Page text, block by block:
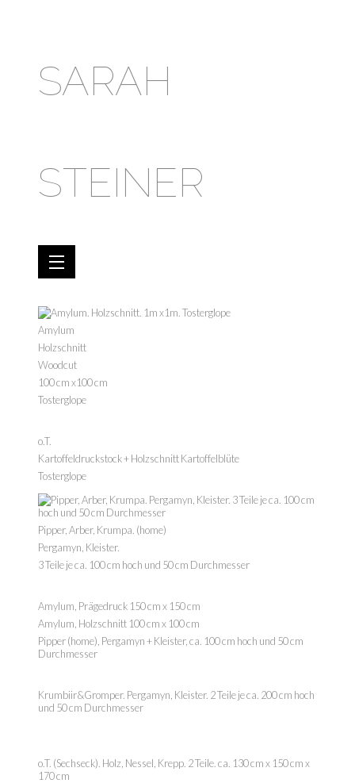
SARAH
STEINER
Amylum
Holzschnitt
Woodcut
100 cm x100 cm
Tosterglope
o.T.
Kartoffeldruckstock + Holzschnitt Kartoffelblüte
Tosterglope
Pipper, Arber, Krumpa. (home)
Pergamyn, Kleister.
3 Teile je ca. 100 cm hoch und 50 cm Durchmesser
Amylum, Prägedruck 150 cm x 150 cm
Amylum, Holzschnitt 100 cm x 100 cm
Pipper (home), Pergamyn + Kleister, ca. 100 cm hoch und 50 cm
Durchmesser
Krumbiir&Gromper. Pergamyn, Kleister. 2 Teile je ca. 200 cm hoch
und 50 cm Durchmesser
o.T. (Sechseck). Holz, Nessel, Krepp. 2 Teile. ca. 130 cm x 150 cm x
170 cm